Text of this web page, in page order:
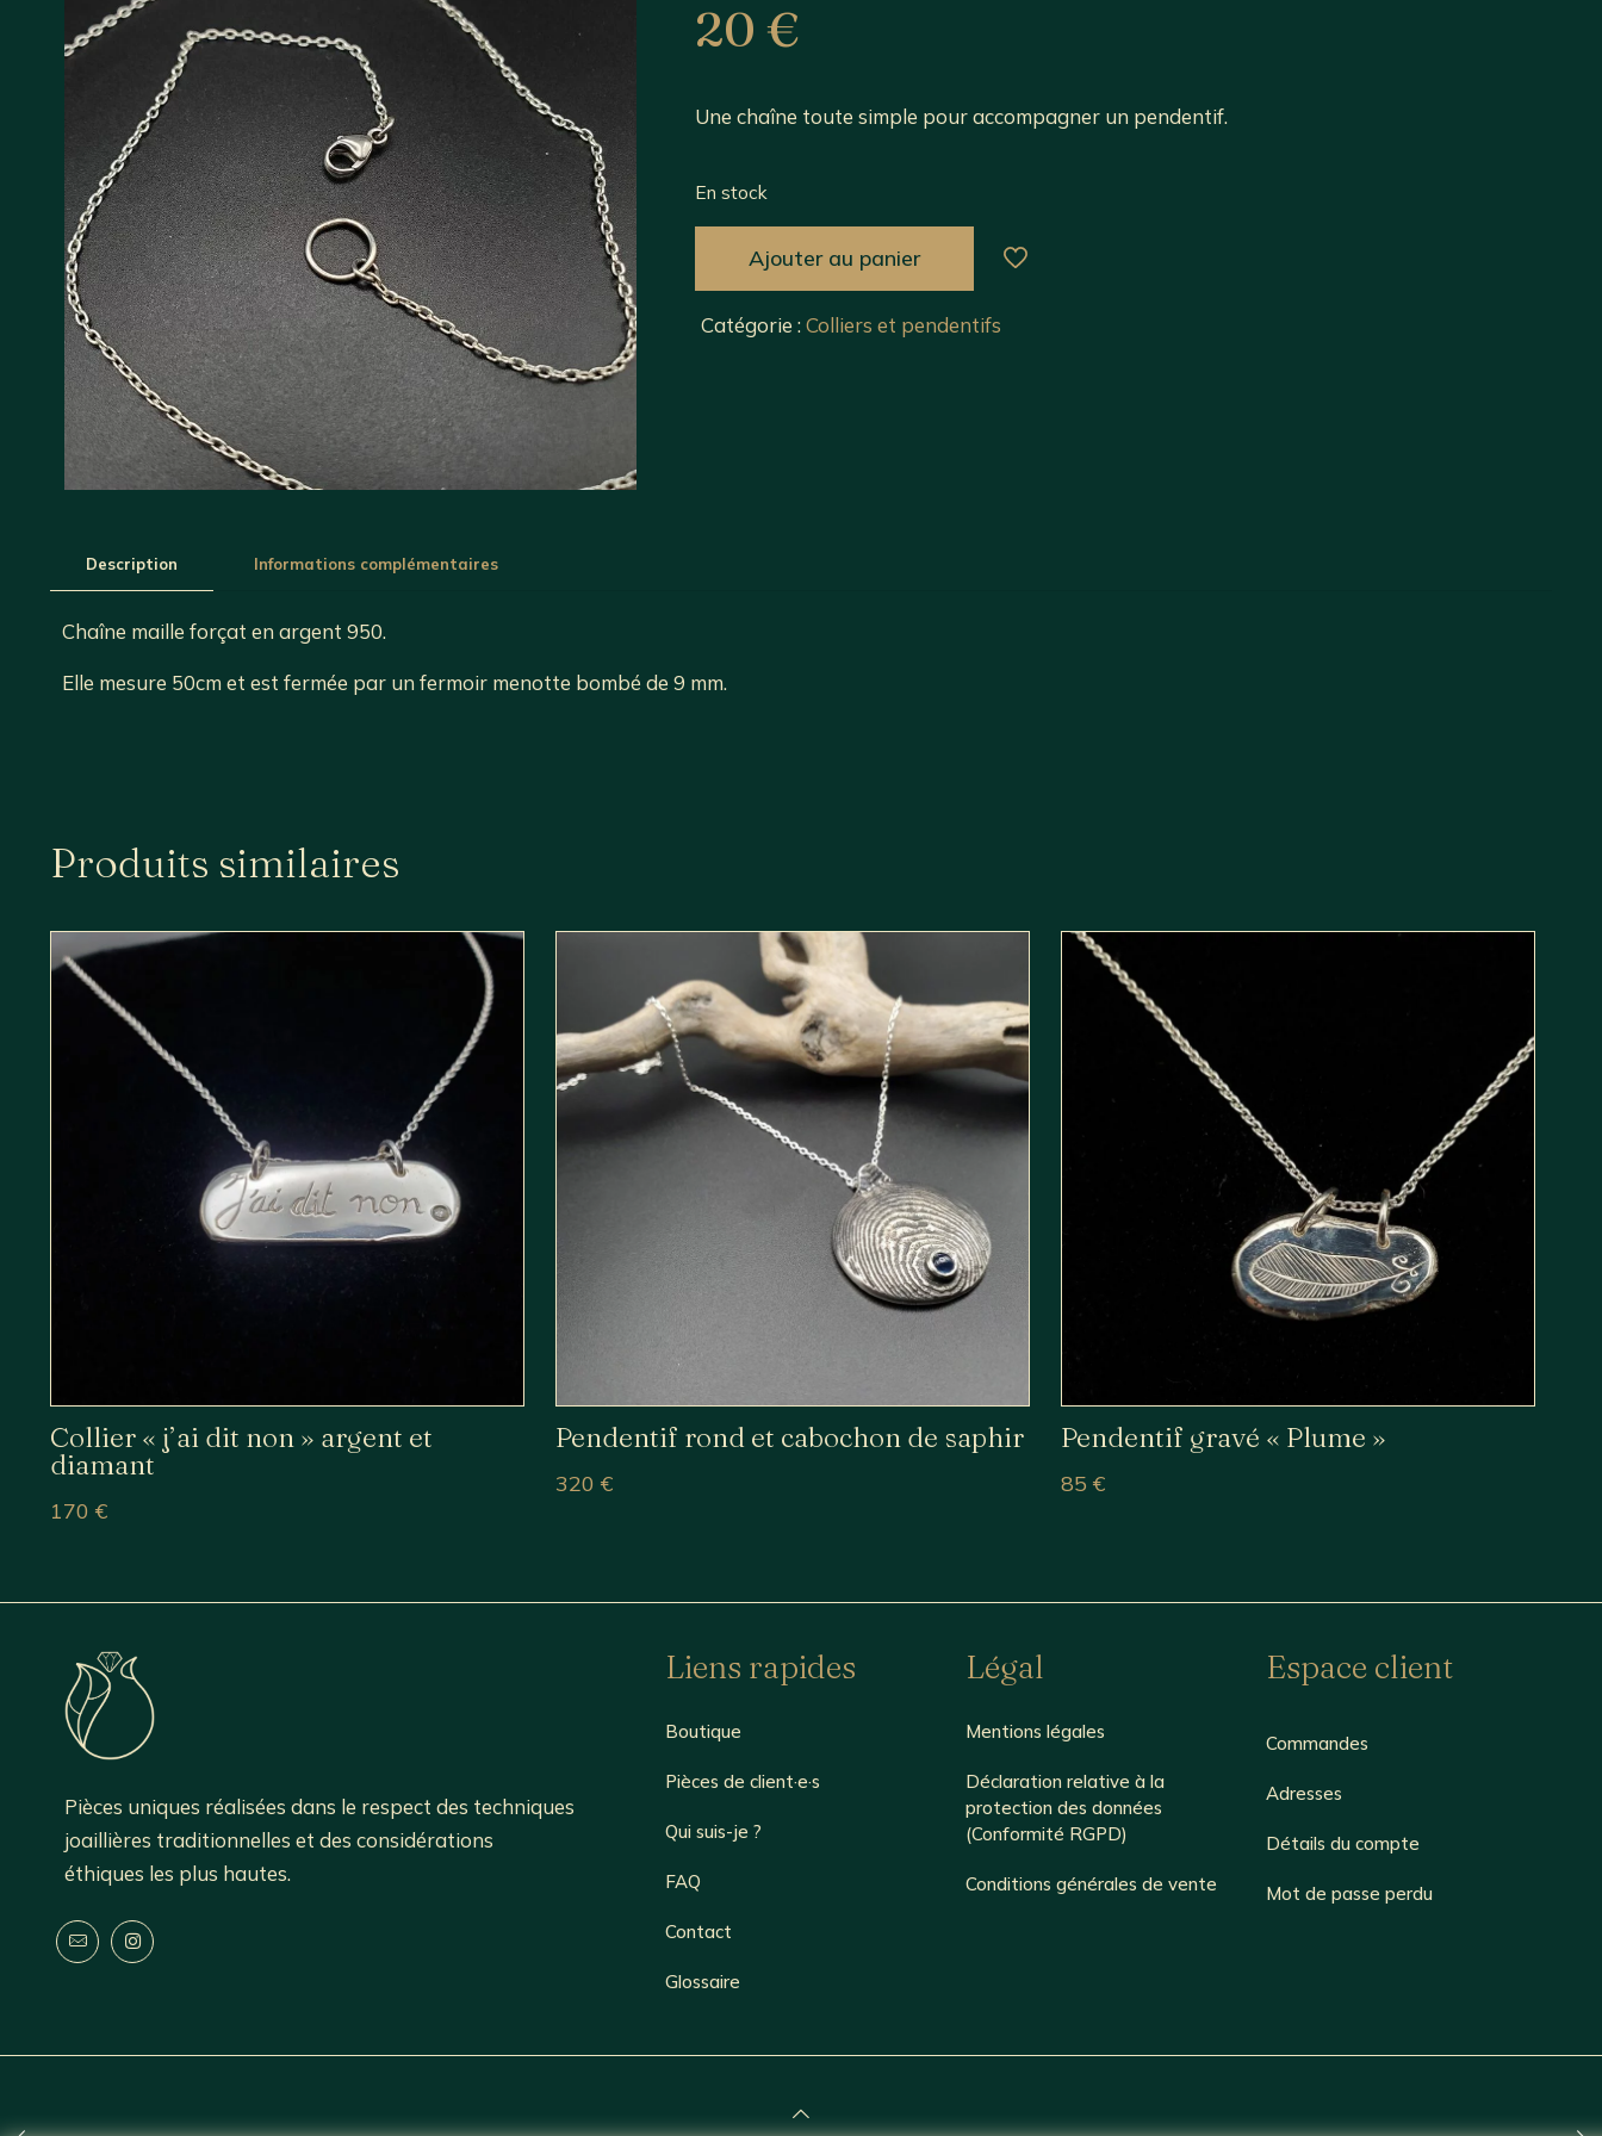
20€
Une chaîne toute simple pour accompagner un pendentif.
En stock
Ajouter au panier
Catégorie :Colliers et pendentifs
Description Informations complémentaires
Chaîne maille forçat en argent 950.
Elle mesure 50cm et est fermée par un fermoir menotte bombé de 9 mm.
Produits similaires
Collier « j’ai dit non » argent et
diamant
170€
Pendentif rond et cabochon de saphir
320 €
Pendentif gravé « Plume »
85 €
Pièces uniques réalisées dans le respect des techniques
joaillières traditionnelles et des considérations
éthiques les plus hautes.
Liens rapides
Boutique
Pièces de client·e·s
Qui suis-je ?
FAQ
Contact
Glossaire
Légal
Mentions légales
Déclaration relative à la
protection des données
(Conformité RGPD)
Conditions générales de vente
Espace client
Commandes
Adresses
Détails du compte
Mot de passe perdu